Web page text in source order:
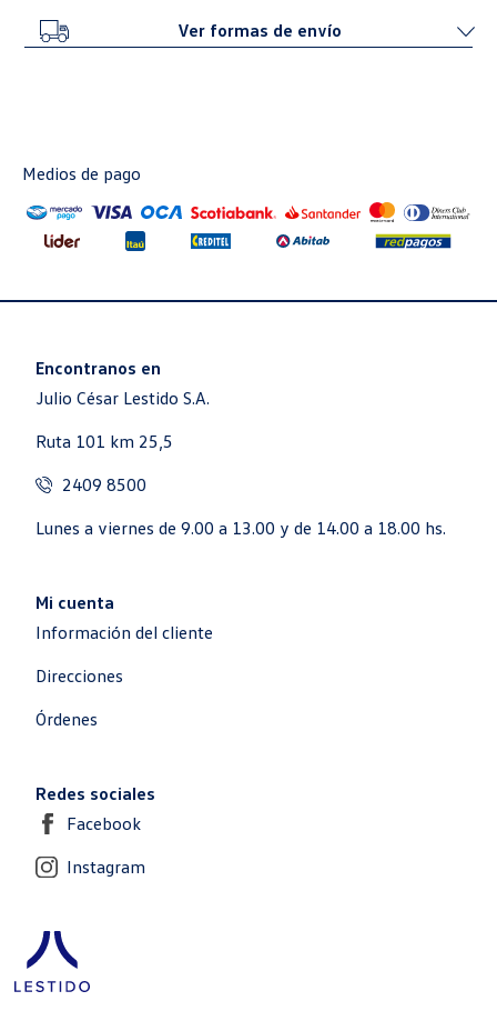
Ver formas de envío
Medios de pago
Encontranos en
Julio César Lestido S.A.
Ruta 101 km 25,5
2409 8500
Lunes a viernes de 9.00 a 13.00 y de 14.00 a 18.00 hs.
Mi cuenta
Información del cliente
Direcciones
Órdenes
Redes sociales
Facebook
Instagram